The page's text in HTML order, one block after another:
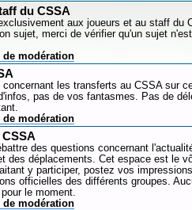
du CSSA
aux joueurs et au staff du
sujet, merci de vérifier qu'un sujet
de modération
concernant les transferts au CSSA sur
pas de vos fantasmes. Pas de
de modération
des questions concernant
des déplacements. Cet espace est le
y participer, postez vos
officielles des différents groupes.
le moment.
de modération